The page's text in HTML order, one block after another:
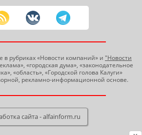
рубриках «Новости компаний» и "Новости
«городская дума», «законодательное
«область», «Городской голова Калуги»
рекламно-информационной основе.
сайта - alfainform.ru